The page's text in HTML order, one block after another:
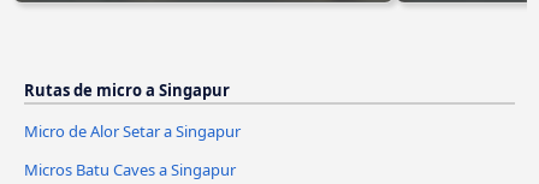
Rutas de micro a Singapur
Micro de Alor Setar a Singapur
Micros Batu Caves a Singapur